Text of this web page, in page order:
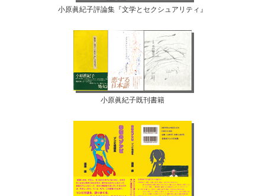
小原眞紀子評論集『文学とセクシュアリティ』
小原眞紀子既刊書籍